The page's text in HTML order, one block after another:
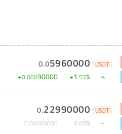
0.05960000 USDT
+0.00090000 +1.53%
0.22990000 USDT
0.00000000 0.00%